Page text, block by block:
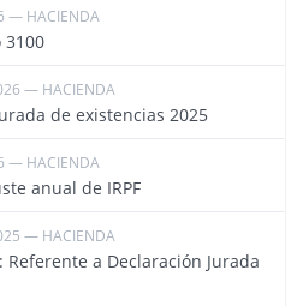
— HACIENDA
— HACIENDA
de existencias 2025
— HACIENDA
anual de IRPF
— HACIENDA
a Declaración Jurada